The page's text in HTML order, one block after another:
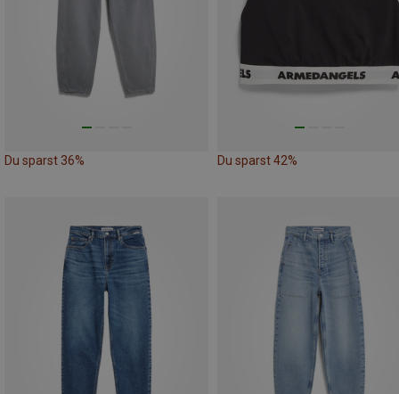
Du sparst 36% Du sparst 42%